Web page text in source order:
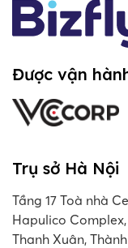
Được vận
Trụ sở Hà Nội
Tầng 17 Toà nhà
Hapulico
Thanh Xuân,